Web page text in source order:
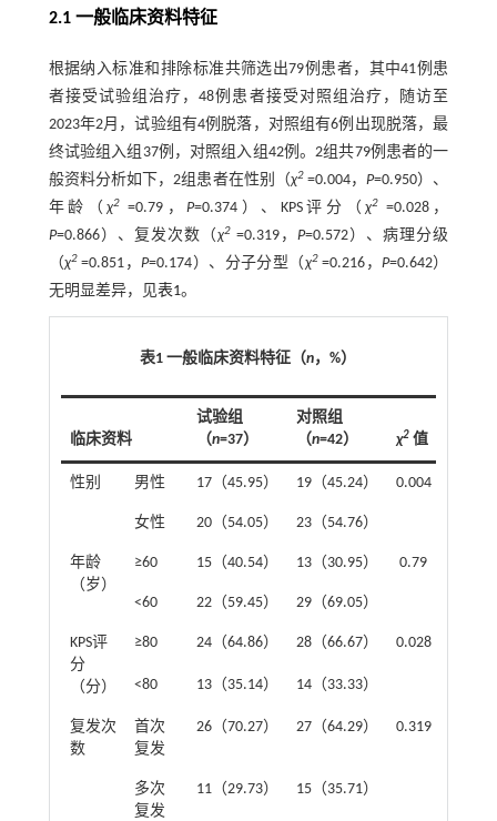
2.1 一般临床资料特征
根据纳入标准和排除标准共筛选出79例患者，其中41例患
者接受试验组治疗，48例患者接受对照组治疗，随访至
2023年2月，试验组有4例脱落，对照组有6例出现脱落，最
终试验组入组37例，对照组入组42例。2组共79例患者的一
般资料分析如下，2组患者在性别（χ2 =0.004，P=0.950）、
年龄（χ2 =0.79，P=0.374）、KPS评分（χ2
=0.028，
P=0.866）、复发次数（χ2 =0.319， P=0.572）、病理分级
（χ2 =0.851，P=0.174）、分子分型（ χ2 =0.216， P=0.642）
无明显差异，见表1。
表1 一般临床资料特征（n，%）
临床资料
试验组
（n=37）
对照组
（n=42） χ2 值
性别 男性 17（45.95） 19（45.24） 0.004
女性 20（54.05） 23（54.76）
年龄
（岁）
≥60 15（40.54） 13（30.95） 0.79
<60 22（59.45） 29（69.05）
KPS评
分
（分）
≥80 24（64.86） 28（66.67） 0.028
<80 13（35.14） 14（33.33）
复发次
数
首次
复发
26（70.27） 27（64.29） 0.319
多次
复发
11（29.73） 15（35.71）